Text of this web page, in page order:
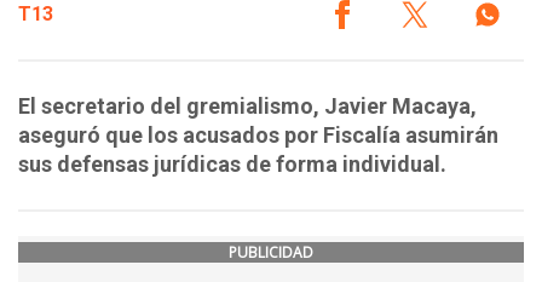
T13
El secretario del gremialismo, Javier Macaya,
aseguró que los acusados por Fiscalía asumirán
sus defensas jurídicas de forma individual.
PUBLICIDAD